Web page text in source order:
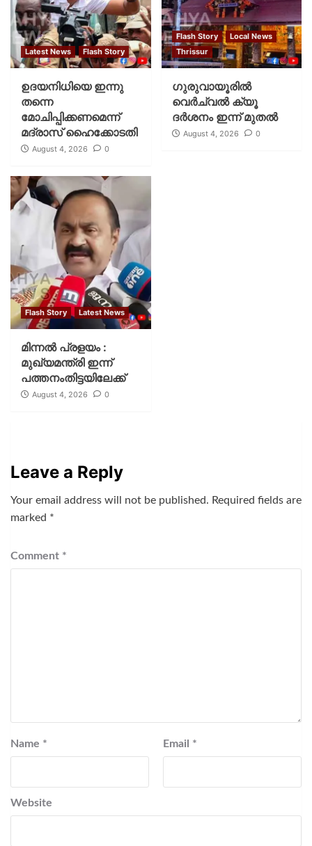
Latest News Flash Story
ഉദയനിധിയെ ഇന്നു
തന്നെ
മോചിപ്പിക്കണമെന്ന്
മദ്രാസ് ഹൈക്കോടതി
August 4, 2026 0
Flash Story
Local News
Thrissur
ഗുരുവായൂരില്‍
വെര്‍ച്വല്‍ ക്യൂ
ദര്‍ശനം ഇന്ന് മുതല്‍
August 4, 2026 0
Flash Story Latest News
മിന്നല്‍ പ്രളയം :
മുഖ്യമന്ത്രി ഇന്ന്
പത്തനംതിട്ടയിലേക്ക്
August 4, 2026 0
Leave a Reply
Your email address will not be published. Required fields are
marked *
Comment *
Name * Email *
Website